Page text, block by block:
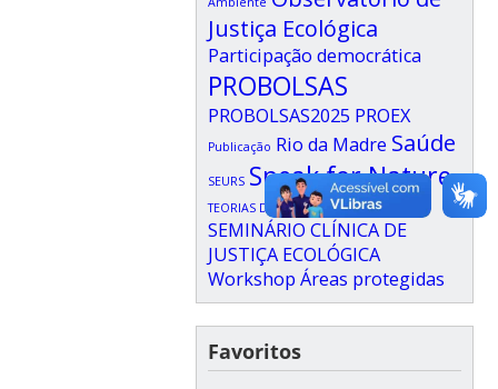
Justiça Ecológica
Participação democrática
PROBOLSAS
PROBOLSAS2025 PROEX
Publicação Rio da Madre Saúde
SEURS Speak for Nature
TEORIAS DA JUSTIÇA UFSC UPO
SEMINÁRIO CLÍNICA DE
JUSTIÇA ECOLÓGICA
Workshop Áreas protegidas
Favoritos